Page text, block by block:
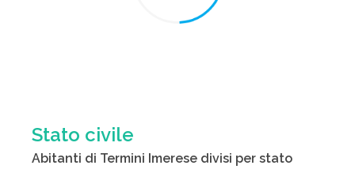
Stato civile
Abitanti di Termini Imerese divisi per stato